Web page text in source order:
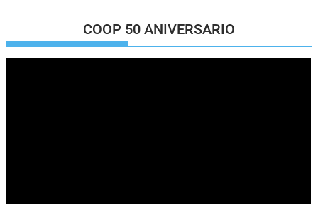
COOP 50 ANIVERSARIO